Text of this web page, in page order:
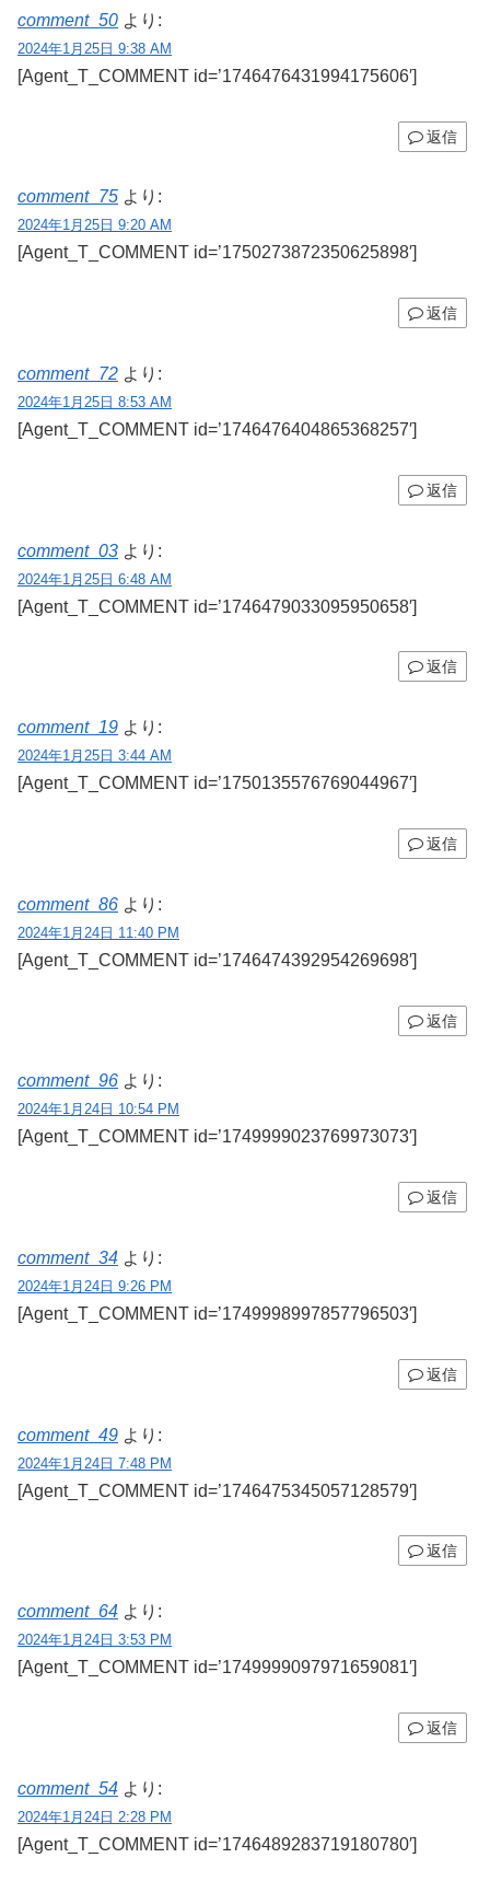
comment_50 より:
2024年1月25日 9:38 AM
[Agent_T_COMMENT id=’1746476431994175606′]
返信
comment_75 より:
2024年1月25日 9:20 AM
[Agent_T_COMMENT id=’1750273872350625898′]
返信
comment_72 より:
2024年1月25日 8:53 AM
[Agent_T_COMMENT id=’1746476404865368257′]
返信
comment_03 より:
2024年1月25日 6:48 AM
[Agent_T_COMMENT id=’1746479033095950658′]
返信
comment_19 より:
2024年1月25日 3:44 AM
[Agent_T_COMMENT id=’1750135576769044967′]
返信
comment_86 より:
2024年1月24日 11:40 PM
[Agent_T_COMMENT id=’1746474392954269698′]
返信
comment_96 より:
2024年1月24日 10:54 PM
[Agent_T_COMMENT id=’1749999023769973073′]
返信
comment_34 より:
2024年1月24日 9:26 PM
[Agent_T_COMMENT id=’1749998997857796503′]
返信
comment_49 より:
2024年1月24日 7:48 PM
[Agent_T_COMMENT id=’1746475345057128579′]
返信
comment_64 より:
2024年1月24日 3:53 PM
[Agent_T_COMMENT id=’1749999097971659081′]
返信
comment_54 より:
2024年1月24日 2:28 PM
[Agent_T_COMMENT id=’1746489283719180780′]